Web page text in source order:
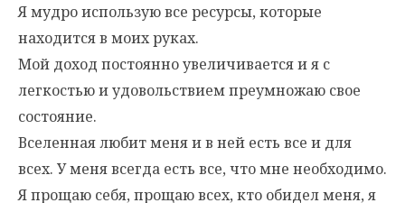
Я мудро использую все ресурсы, которые
находится в моих руках.
Мой доход постоянно увеличивается и я с
легкостью и удовольствием преумножаю свое
состояние.
Вселенная любит меня и в ней есть все и для
всех. У меня всегда есть все, что мне необходимо.
Я прощаю себя, прощаю всех, кто обидел меня, я